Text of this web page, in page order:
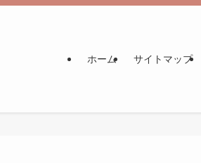
ホーム サイトマップ